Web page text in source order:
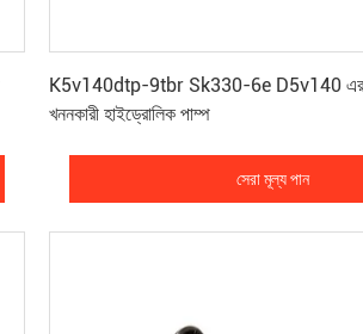
K5v140dtp-9tbr Sk330-6e D5v140 এর
খননকারী হাইড্রোলিক পাম্প
সেরা মূল্য পান